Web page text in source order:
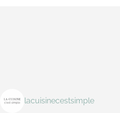
lacuisinecestsimple